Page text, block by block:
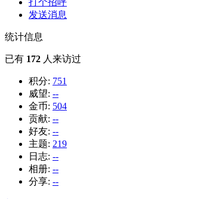
发送消息
统计信息
已有 172 人来访过
积分: 751
威望: --
金币: 504
贡献: --
好友: --
主题: 219
日志: --
相册: --
分享: --